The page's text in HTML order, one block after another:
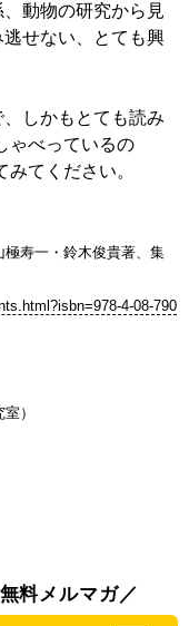
動物の研究から見
せない、とても興
しかもとても読み
ゃべっているの
てください。
極寿一・鈴木俊貴著、集
4-08-790
）
料メルマガ／